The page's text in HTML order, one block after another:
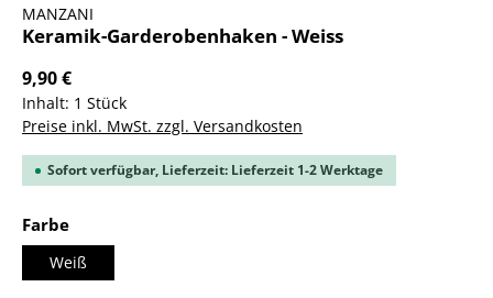
MANZANI
Keramik-Garderobenhaken - Weiss
9,90 €
Inhalt: 1 Stück
Preise inkl. MwSt. zzgl. Versandkosten
Sofort verfügbar, Lieferzeit: Lieferzeit 1-2 Werktage
Farbeauswählen
Weiß